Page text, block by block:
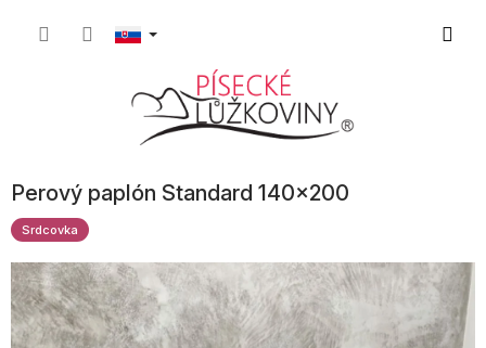
Perový paplón Standard 140x200
Srdcovka